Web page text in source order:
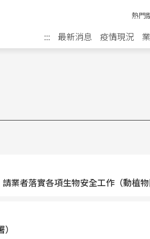
熱門
::: 最新消息 疫情現況
業者落實各項生物安全工作（動植物